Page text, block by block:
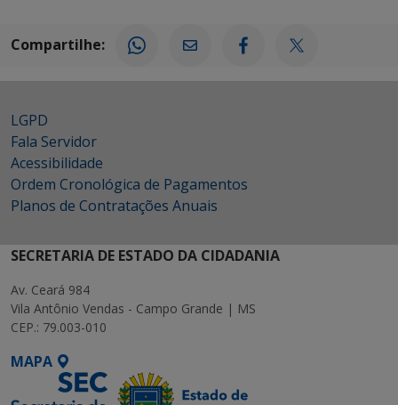
Compartilhe:
LGPD
Fala Servidor
Acessibilidade
Ordem Cronológica de Pagamentos
Planos de Contratações Anuais
SECRETARIA DE ESTADO DA CIDADANIA
Av. Ceará 984
Vila Antônio Vendas - Campo Grande | MS
CEP.: 79.003-010
MAPA